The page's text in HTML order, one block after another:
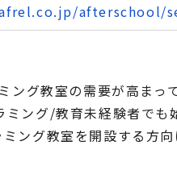
afterschool/
グ教室の需要が高まっ
ング/教育未経験者でも
ング教室を開設する方